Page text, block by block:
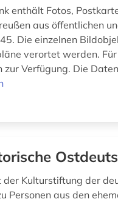
enthält Fotos,
aus öffentlichen
Die einzelnen
verortet werden.
zur Verfügung. Die
der Kulturstiftung der
Personen aus den